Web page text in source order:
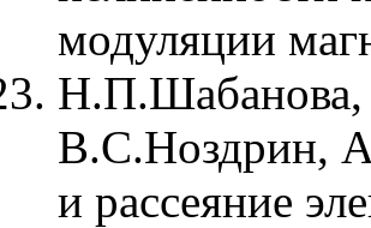
модуляции
Н.П.Шабанова,
В.С.Ноздрин,
и рассеяние